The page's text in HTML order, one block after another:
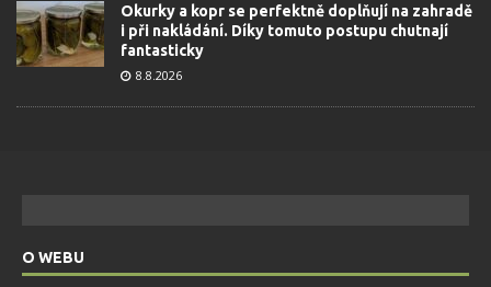
Okurky a kopr se perfektně doplňují na zahradě
i při nakládání. Díky tomuto postupu chutnají
fantasticky
8.8.2026
O WEBU